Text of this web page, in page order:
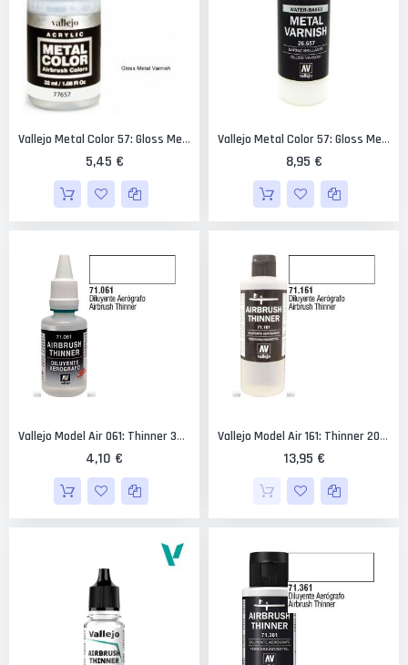
Vallejo Metal Color 57: Gloss Metal Varnish 32 Ml.
5,45 €
Vallejo Metal Color 57: Gloss Metal Varnish 60 Ml.
8,95 €
Vallejo Model Air 061: Thinner 32 Ml.
4,10 €
Vallejo Model Air 161: Thinner 200 Ml.
13,95 €